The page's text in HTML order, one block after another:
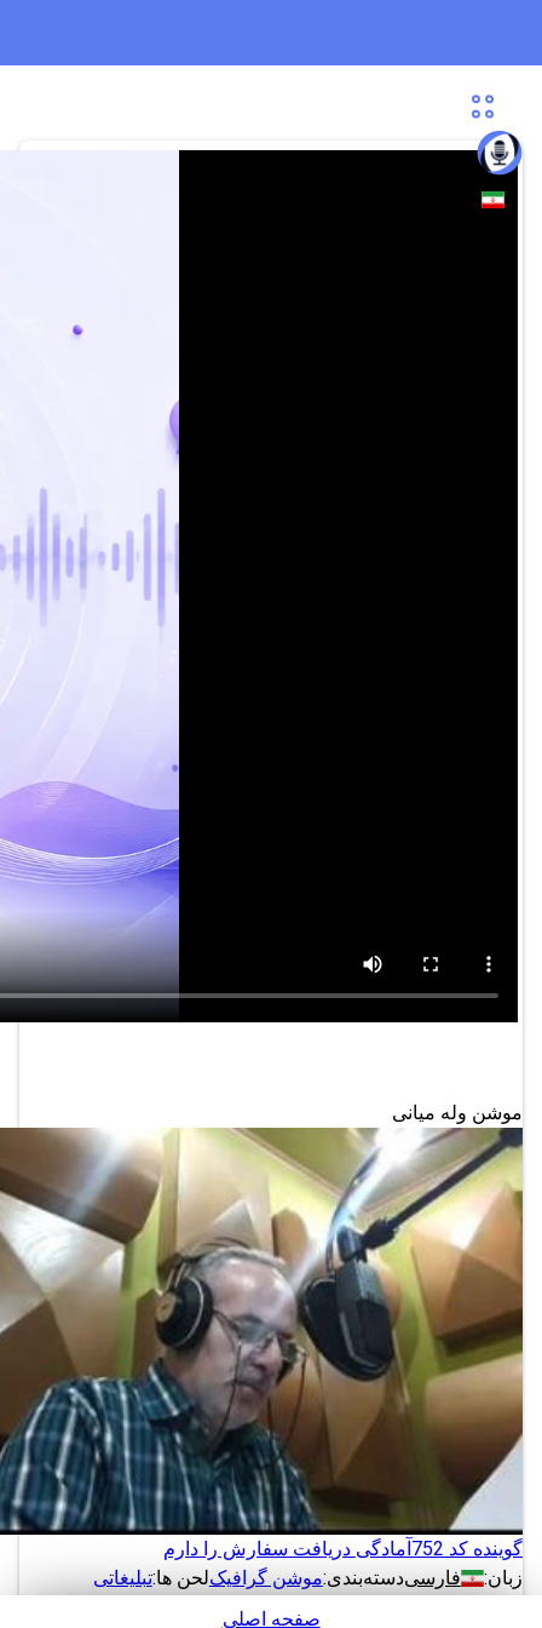
موشن وله میانی
گوینده کد 752
آمادگی دریافت سفارش را دارم
زبان:
فارسیدسته‌بندی:موشن گرافیکلحن ها:تبلیغاتی
صفحه اصلی